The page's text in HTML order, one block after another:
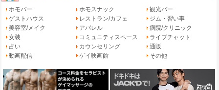
ホモバー ホモスナック
観光バー
ゲストハウス
レストラン/カフェ
ジム・習い事
美容室/メイク
アパレル
病院/クリニック
女装
コミュニティスペース
ライブチャット
占い
カウンセリング
通販
動画配信
ゲイ映画館 その他